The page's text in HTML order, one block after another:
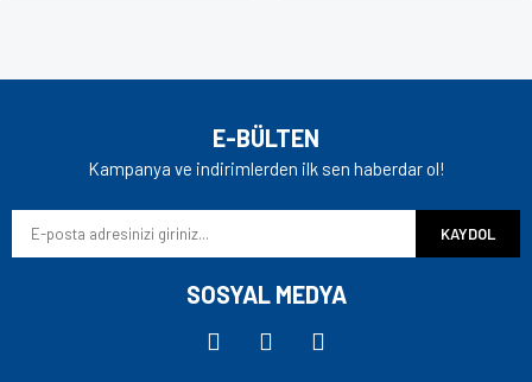
E-BÜLTEN
Kampanya ve indirimlerden ilk sen haberdar ol!
KAYDOL
SOSYAL MEDYA